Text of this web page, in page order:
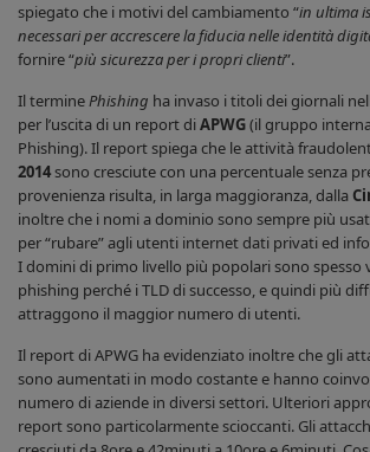
spiegato che i motivi del cambiamento “in ultima
necessari per accrescere la fiducia nelle identità
fornire “più sicurezza per i propri clienti”.
Il terminePhishing ha invaso i titoli dei giornali
per l’uscita di un report diAPWG(il gruppo
Phishing). Il report spiega che le attività
2014sono cresciute con una percentuale senza
provenienza risulta, in larga maggioranza, dalla
inoltre che i nomi a dominio sono sempre più
per “rubare” agli utenti internet dati privati ed
I domini di primo livello più popolari sono spesso
phishing perché i TLD di successo, e quindi più
attraggono il maggior numero di utenti.
Il report di APWG ha evidenziato inoltre che gli
sono aumentati in modo costante e hanno
numero di aziende in diversi settori. Ulteriori
report sono particolarmente scioccanti. Gli